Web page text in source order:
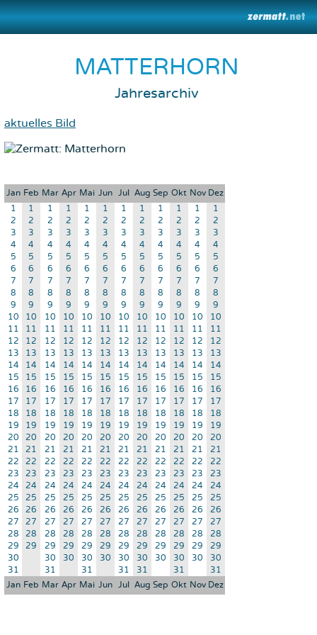
MATTERHORN
Jahresarchiv
aktuelles Bild
Jan Feb Mar Apr Mai Jun Jul Aug Sep Okt Nov Dez
Jan Feb Mar Apr Mai Jun Jul Aug Sep Okt Nov Dez
1 1 1 1 1 1 1 1 1 1 1
1
2
2 2 2 2 2 2 2 2 2 2
2
3
3 3 3 3 3 3 3 3 3 3
3
4
4 4 4 4 4 4 4 4 4 4
4
5
5 5 5 5 5 5 5 5 5 5
5
6
6 6 6 6 6 6 6 6 6 6
6
7
7 7 7 7 7 7 7 7 7 7
7
8
8 8 8 8 8 8 8 8 8 8
8
9
9 9 9 9 9 9 9 9 9 9
9
10
10 10 10 10 10 10 10 10 10 10
10
11
11 11 11 11 11 11 11 11 11 11
11
12
12 12 12 12 12 12 12 12 12 12
12
13
13 13 13 13 13 13 13 13 13 13
13
14
14 14 14 14 14 14 14 14 14 14
14
15
15 15 15 15 15 15 15 15 15 15
15
16
16 16 16 16 16 16 16 16 16 16
16
17
17 17 17 17 17 17 17 17 17 17
17
18
18 18 18 18 18 18 18 18 18 18
18
19
19 19 19 19 19 19 19 19 19 19
19
20
20 20 20 20 20 20 20 20 20 20
20
21
21 21 21 21 21 21 21 21 21 21
21
22
22 22 22 22 22 22 22 22 22 22
22
23
23 23 23 23 23 23 23 23 23 23
23
24
24 24 24 24 24 24 24 24 24 24
24
25
25 25 25 25 25 25 25 25 25 25
25
26
26 26 26 26 26 26 26 26 26 26
26
27
27 27 27 27 27 27 27 27 27 27
27
28
28 28 28 28 28 28 28 28 28 28
28
29
29 29 29 29 29 29 29 29 29 29
29
30
30 30 30 30 30 30 30 30 30
30
31
31 31 31 31 31 31